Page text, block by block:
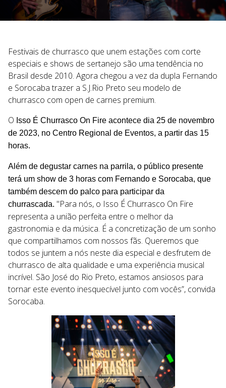
Festivais de churrasco que unem estações com corte
especiais e shows de sertanejo são uma tendência no
Brasil desde 2010. Agora chegou a vez da dupla Fernando
e Sorocaba trazer a S.J.Rio Preto seu modelo de
churrasco com open de carnes premium.
O Isso É Churrasco On Fire acontece dia 25 de novembro
de 2023, no Centro Regional de Eventos, a partir das 15
horas.
Além de degustar carnes na parrila, o público presente
terá um show de 3 horas com Fernando e Sorocaba, que
também descem do palco para participar da
churrascada. "Para nós, o Isso É Churrasco On Fire
representa a união perfeita entre o melhor da
gastronomia e da música. É a concretização de um sonho
que compartilhamos com nossos fãs. Queremos que
todos se juntem a nós neste dia especial e desfrutem de
churrasco de alta qualidade e uma experiência musical
incrível. São José do Rio Preto, estamos ansiosos para
tornar este evento inesquecível junto com vocês”, convida
Sorocaba.